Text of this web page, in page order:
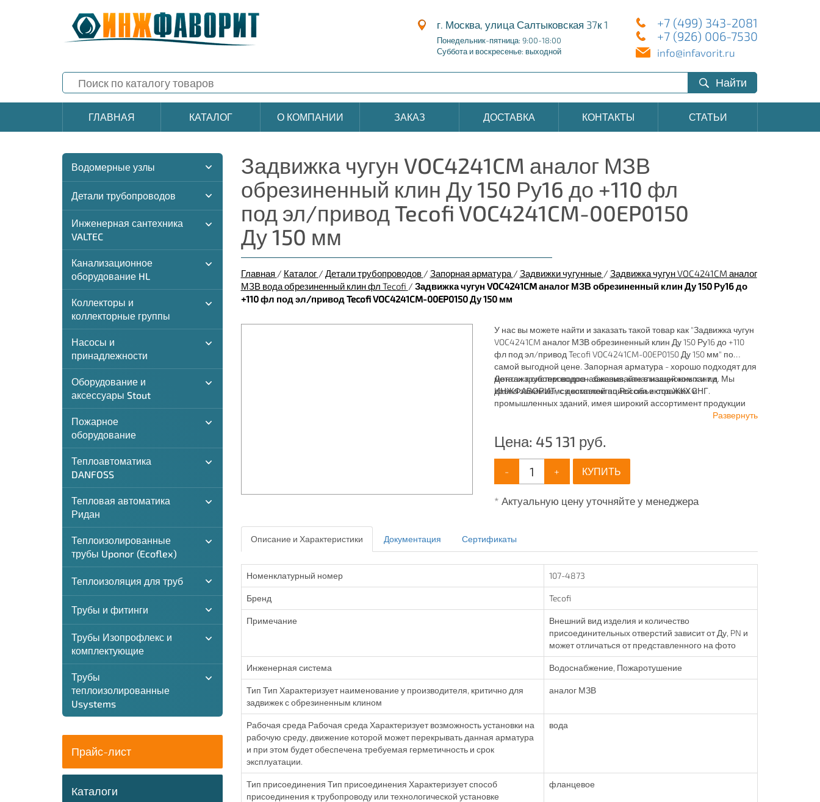
г. Москва, улица Салтыковская 37к 1
Понедельник-пятница: 9:00-18:00
Суббота и воскресенье: выходной
+7 (499) 343-2081
+7 (926) 006-7530
info@infavorit.ru
Найти
ГЛАВНАЯ КАТАЛОГ О КОМПАНИИ ЗАКАЗ ДОСТАВКА КОНТАКТЫ СТАТЬИ
Водомерные узлы
Детали трубопроводов
Инженерная сантехника
VALTEC
Канализационное
оборудование HL
Коллекторы и
коллекторные группы
Насосы и
принадлежности
Оборудование и
аксессуары Stout
Пожарное
оборудование
Теплоавтоматика
DANFOSS
Тепловая автоматика
Ридан
Теплоизолированные
трубы Uponor (Ecoflex)
Теплоизоляция для труб
Трубы и фитинги
Трубы Изопрофлекс и
комплектующие
Трубы
теплоизолированные
Usystems
Прайс-лист
Каталоги
Задвижка чугун VOC4241CM аналог МЗВ
обрезиненный клин Ду 150 Ру16 до +110 фл
под эл/привод Tecofi VOC4241CM-00EP0150
Ду 150 мм
Главная / Каталог / Детали трубопроводов / Запорная арматура / Задвижки чугунные / Задвижка чугун VOC4241CM аналог
МЗВ вода обрезиненный клин фл Tecofi / Задвижка чугун VOC4241CM аналог МЗВ обрезиненный клин Ду 150 Ру16 до
+110 фл под эл/привод Tecofi VOC4241CM-00EP0150 Ду 150 мм
У нас вы можете найти и заказать такой товар как "Задвижка чугун
VOC4241CM аналог МЗВ обрезиненный клин Ду 150 Ру16 до +110
фл под эл/привод Tecofi VOC4241CM-00EP0150 Ду 150 мм" по
самой выгодной цене. Запорная арматура - хорошо подходят для
монтажа систем водоснабжения, канализационных и т.д. Мы
давно занимаемся комплектацией объектов ЖКХ и
промышленных зданий, имея широкий ассортимент продукции
Детали трубопроводов - заказывайте в нашей компании
ИНЖФАВОРИТ, с доставкой по России и странам СНГ.
Развернуть
Цена: 45 131 руб.
- + КУПИТЬ
* Актуальную цену уточняйте у менеджера
Описание и Характеристики Документация Сертификаты
Номенклатурный номер 107-4873
Бренд Tecofi
Примечание
Внешний вид изделия и количество
присоединительных отверстий зависит от Ду, PN и
может отличаться от представленного на фото
Инженерная система Водоснабжение, Пожаротушение
Тип Тип Характеризует наименование у производителя, критично для
задвижек с обрезиненным клином
аналог МЗВ
Рабочая среда Рабочая среда Характеризует возможность установки на
рабочую среду, движение которой может перекрывать данная арматура
и при этом будет обеспечена требуемая герметичность и срок
эксплуатации.
вода
Тип присоединения Тип присоединения Характеризует способ
присоединения к трубопроводу или технологической установке
фланцевое